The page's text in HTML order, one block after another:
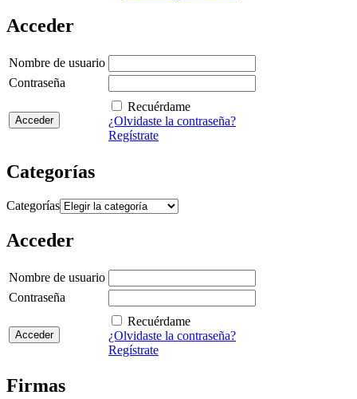
Acceder
Nombre de usuario
Contraseña
Recuérdame
¿Olvidaste la contraseña?
Regístrate
Categorías
Categorías
Acceder
Nombre de usuario
Contraseña
Recuérdame
¿Olvidaste la contraseña?
Regístrate
Firmas